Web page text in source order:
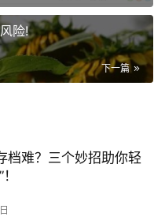
险!
下一篇
档难？三个妙招助你轻